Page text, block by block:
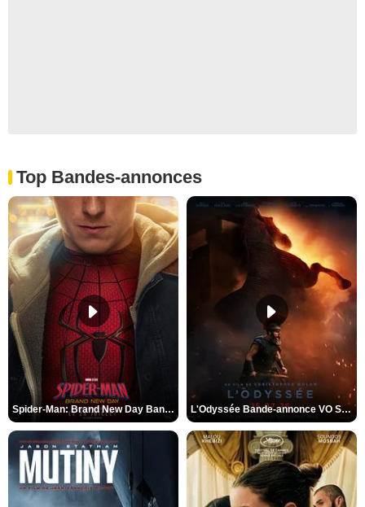
Top Bandes-annonces
Spider-Man: Brand New Day Bande-annonce VO STFR L'Odyssée Bande-annonce VO STFR